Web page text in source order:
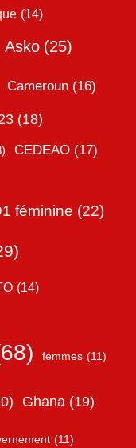
(14)
Asko (25)
Cameroun (16)
(18)
CEDEAO (17)
féminine (22)
(14)
femmes (11)
Ghana (19)
(11)